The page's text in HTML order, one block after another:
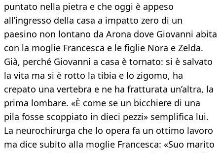
puntato nella pietra e che oggi è appeso
all’ingresso della casa a impatto zero di un
paesino non lontano da Arona dove Giovanni abita
con la moglie Francesca e le figlie Nora e Zelda.
Già, perché Giovanni a casa è tornato: si è salvato
la vita ma si è rotto la tibia e lo zigomo, ha
crepato una vertebra e ne ha fratturata un’altra, la
prima lombare. «È come se un bicchiere di una
pila fosse scoppiato in dieci pezzi» semplifica lui.
La neurochirurga che lo opera fa un ottimo lavoro
ma dice subito alla moglie Francesca: «Suo marito